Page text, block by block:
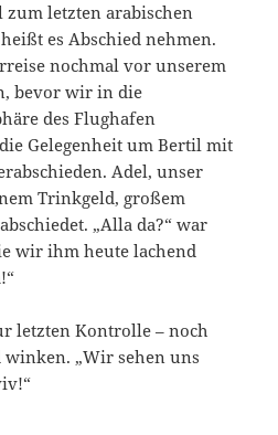
zum letzten arabischen
es Abschied nehmen.
nochmal vor unserem
bevor wir in die
des Flughafen
Gelegenheit um Bertil mit
Adel, unser
Trinkgeld, großem
„Alla da?“ war
wir ihm heute lachend
letzten Kontrolle – noch
„Wir sehen uns